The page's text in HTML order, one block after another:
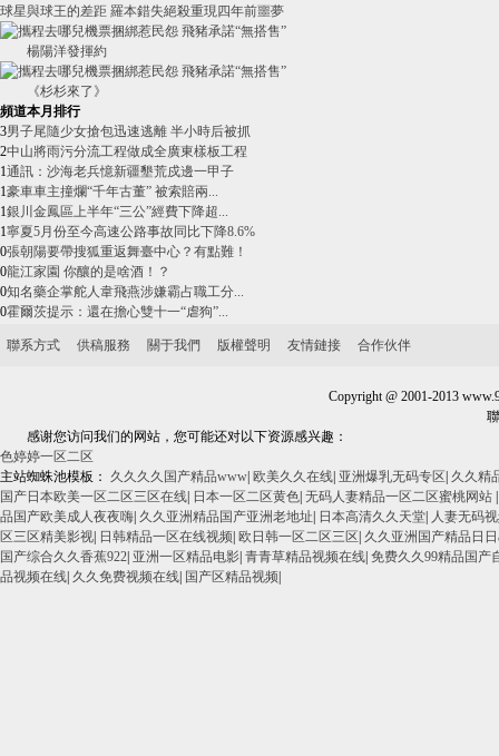
球星與球王的差距 羅本錯失絕殺重現四年前噩夢
楊陽洋發揮約
《杉杉來了》
頻道本月排行
3男子尾隨少女搶包迅速逃離 半小時后被抓
2中山將雨污分流工程做成全廣東樣板工程
1通訊：沙海老兵憶新疆墾荒戍邊一甲子
1豪車車主撞爛“千年古董” 被索賠兩...
1銀川金鳳區上半年“三公”經費下降超...
1寧夏5月份至今高速公路事故同比下降8.6%
0張朝陽要帶搜狐重返舞臺中心？有點難！
0龍江家園 你釀的是啥酒！？
0知名藥企掌舵人韋飛燕涉嫌霸占職工分...
0霍爾茨提示：還在擔心雙十一“虐狗”...
聯系方式 供稿服務 關于我們 版權聲明 友情鏈接 合作伙伴
Copyright @ 2001-2013
聯系
感谢您访问我们的网站，您可能还对以下资源感兴趣：
色婷婷一区二区
主站蜘蛛池模板： 久久久久国产精品www 欧美久久在线 亚洲爆乳无码专区 久久精
国产日本欧美一区二区三区在线 日本一区二区黄色 无码人妻精品一区二区蜜桃网站
品国产欧美成人夜夜嗨 久久亚洲精品国产亚洲老地址 日本高清久久天堂 人妻无码
区三区精美影视 日韩精品一区在线视频 欧日韩一区二区三区 久久亚洲国产精品日
国产综合久久香蕉922 亚洲一区精品电影 青青草精品视频在线 免费久久99精品国产
品视频在线 久久免费视频在线 国产区精品视频